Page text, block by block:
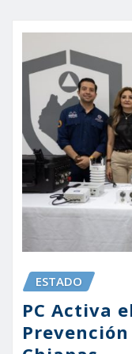
ESTADO
PC Activa